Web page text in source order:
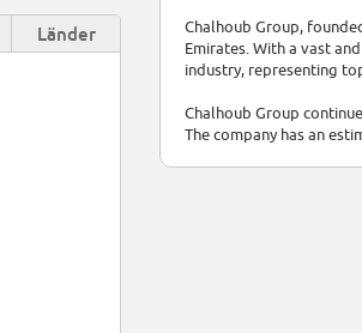
Chalhoub Group,
Emirates. With a vast
industry, representing
Chalhoub Group
The company has an
Länder